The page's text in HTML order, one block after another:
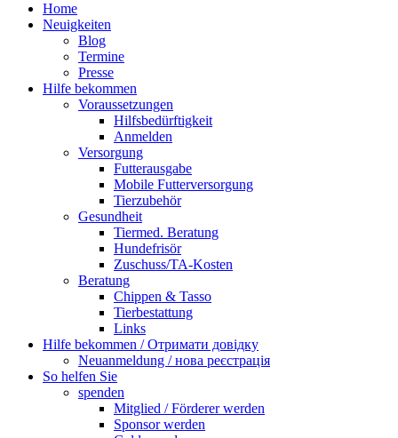
Home
Neuigkeiten
Blog
Termine
Presse
Hilfe bekommen
Voraussetzungen
Hilfsbedürftigkeit
Anmelden
Versorgung
Futterausgabe
Mobile Futterversorgung
Tierzubehör
Gesundheit
Tiermed. Beratung
Hundefrisör
Zuschuss/TA-Kosten
Beratung
Chippen & Tasso
Tierbestattung
Links
Hilfe bekommen / Отримати довідку
Neuanmeldung / нова реєстрація
So helfen Sie
spenden
Mitglied / Förderer werden
Sponsor werden